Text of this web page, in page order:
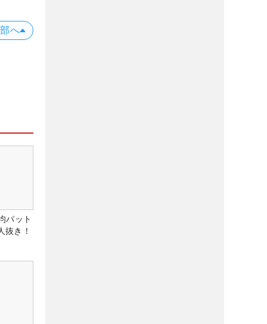
へ
パット
抜き！